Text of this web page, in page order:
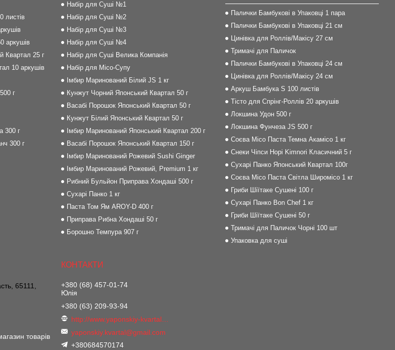
листів
аркушів
Квартал 25 г
10 аркушів
г
300 г
300 г
Набір для Суші №1
Набір для Суші №2
Набір для Суші №3
Набір для Суші №4
Набір для Суші Велика Компанія
Набір для Місо-Супу
Імбир Маринований Білий JS 1 кг
Кунжут Чорний Японський Квартал 50 г
Васабі Порошок Японський Квартал 50 г
Кунжут Білий Японський Квартал 50 г
Імбир Маринований Японський Квартал 200 г
Васабі Порошок Японський Квартал 150 г
Імбир Маринований Рожевий Sushi Ginger
Імбир Маринований Рожевий, Premium 1 кг
Рибний Бульйон Приправа Хондаші 500 г
Сухарі Панко 1 кг
Паста Том Ям AROY-D 400 г
Приправа Рибна Хондаші 50 г
Борошно Темпура 907 г
Палички Бамбукові в Упаковці 1 пара
Палички Бамбукові в Упаковці 21 см
Цинівка для Роллів/Макісу 27 см
Тримачі для Паличок
Палички Бамбукові в Упаковці 24 см
Цинівка для Роллів/Макісу 24 см
Аркуш Бамбука S 100 листів
Тісто для Спрінг-Роллів 20 аркушів
Локшина Удон 500 г
Локшина Фунчеза JS 500 г
Соєва Місо Паста Темна Акамісо 1 кг
Снеки Чіпси Норі Kimnori Класичний 5 г
Сухарі Панко Японський Квартал 100г
Соєва Місо Паста Світла Широмісо 1 кг
Гриби Шіїтаке Сушені 100 г
Сухарі Панко Bon Сhef 1 кг
Гриби Шіїтаке Сушені 50 г
Тримачі для Паличок Чорні 100 шт
Упаковка для суші
65111,
товарів
+380 (68) 457-01-74
Юлія
+380 (63) 209-93-94
yaponskiy.kvartal@gmail.com
+380684570174